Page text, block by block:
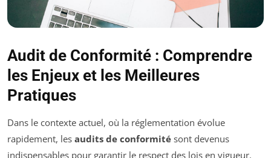
Audit de Conformité : Comprendre
les Enjeux et les Meilleures
Pratiques
Dans le contexte actuel, où la réglementation évolue
rapidement, les audits de conformité sont devenus
indispensables pour garantir le respect des lois en vigueur.